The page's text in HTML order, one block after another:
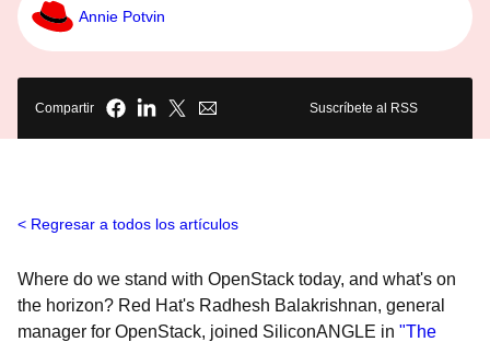
Annie Potvin
Compartir Suscríbete al RSS
Regresar a todos los artículos
Where do we stand with OpenStack today, and what's on
the horizon? Red Hat's Radhesh Balakrishnan, general
manager for OpenStack, joined SiliconANGLE in "The